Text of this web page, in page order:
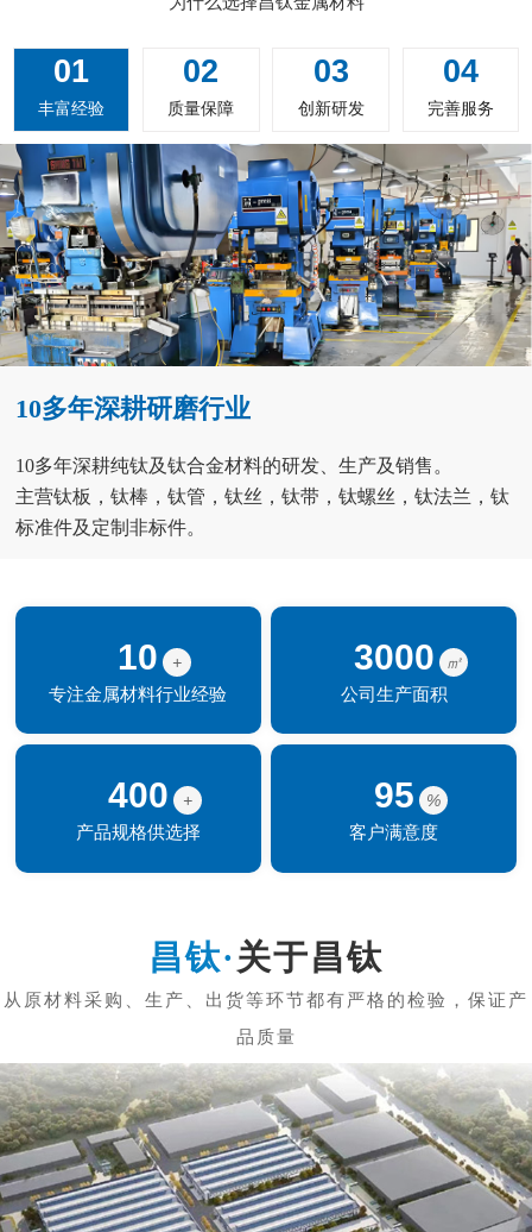
01
丰富经验
02
质量保障
03
创新研发
04
完善服务
10多年深耕研磨行业
10多年深耕纯钛及钛合金材料的研发、生产及销售。
主营钛板，钛棒，钛管，钛丝，钛带，钛螺丝，钛法兰，钛
标准件及定制非标件。
10
+
专注金属材料行业经验
3000
㎡
公司生产面积
400
+
产品规格供选择
95
%
客户满意度
关于昌钛